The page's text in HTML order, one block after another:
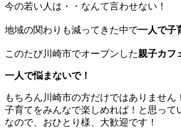
今の若い人は・・なんて言わせない！
地域の関わりも減ってきた中で一人で子
このたび川崎市でオープンした親子カフ
一人で悩まないで！
もちろん川崎市の方だけではありません
子育てをみんなで楽しめれば！と思って
なので、おひとり様、大歓迎です！